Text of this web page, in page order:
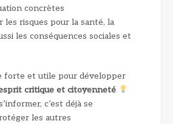
concrètes
les risques pour la santé, la
les conséquences sociales et
forte et utile pour développer
critique et citoyenneté
c’est déjà se
les autres